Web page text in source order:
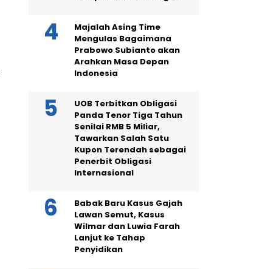
Majalah Asing Time
Mengulas Bagaimana
Prabowo Subianto akan
Arahkan Masa Depan
Indonesia
UOB Terbitkan Obligasi
Panda Tenor Tiga Tahun
Senilai RMB 5 Miliar,
Tawarkan Salah Satu
Kupon Terendah sebagai
Penerbit Obligasi
Internasional
Babak Baru Kasus Gajah
Lawan Semut, Kasus
Wilmar dan Luwia Farah
Lanjut ke Tahap
Penyidikan